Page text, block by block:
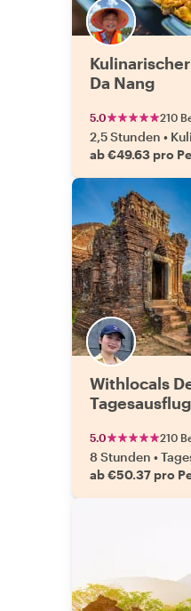
Da Nang
5.0 210
2,5 Stunden •
ab €49.63 pro
Withlocals
5.0 210
8 Stunden •
ab €50.37 pro